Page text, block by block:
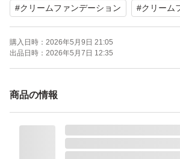
#メイベリン
#メイベリンニューヨーク
#MAYBELLINE NEW YORK
#スーパーステイ
#クリームファンデーション
#クッションファンデーション
#ファンデーション
#クリームファンデーション #クリーム
購入日時： 2026年5月9日 21:05
出品日時： 2026年5月7日 12:35
商品の情報